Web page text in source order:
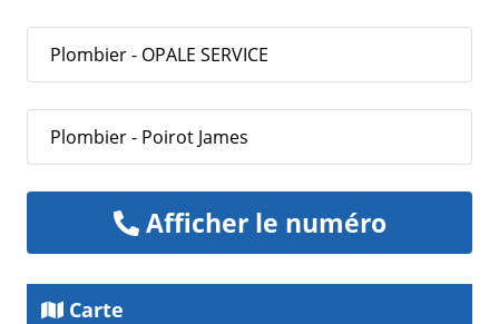
Plombier - OPALE SERVICE
Plombier - Poirot James
Afficher le numéro
Carte